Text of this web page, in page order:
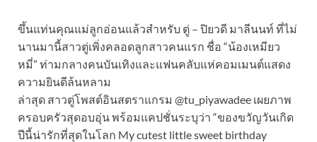
ขึ้นแท่นคุณแม่ลูกอ่อนแล้วสำหรับ ตู่ – ปิยวดี มาลีนนท์ ที่ไม่
นานมานี้สาวตู่เพิ่งคลอดลูกสาวคนแรก ชื่อ “น้องเหมียว
หมี่” ท่ามกลางคนบันเทิงและแฟนคลับแห่คอมเมนต์แสดง
ความยินดีล้นหลาม
ล่าสุด สาวตู่โพสต์อินสตราแกรม @tu_piyawadee เผยภาพ
ครอบครัวสุดอบอุ่น พร้อมแคปชั่นระบุว่า “ของขวัญวันเกิด
ปีนี้น่ารักที่สุดในโลก My cutest little sweet birthday